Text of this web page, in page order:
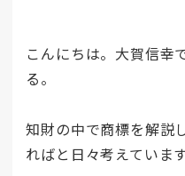
こんにちは。大賀信幸
る。
知財の中で商標を解説
ればと日々考えていま